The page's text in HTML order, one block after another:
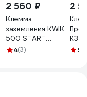
2 560 ₽
Клемма
заземления KWIK
500 START
SPK050
4(3)
2
КЗ-
5